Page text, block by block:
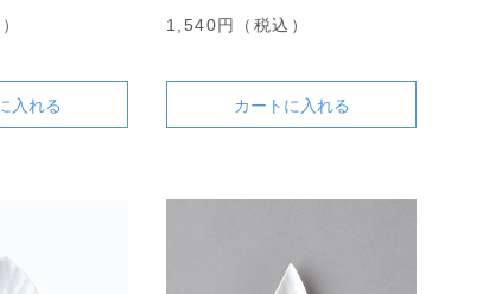
入れる
1,540円（税込）
カートに入れる